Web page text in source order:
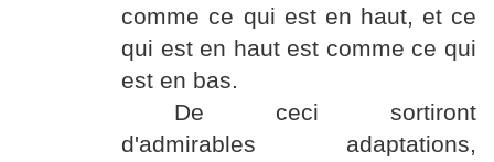
comme ce qui est en haut, et ce
qui est en haut est comme ce qui
est en bas.
De ceci sortiront
d'admirables adaptations,